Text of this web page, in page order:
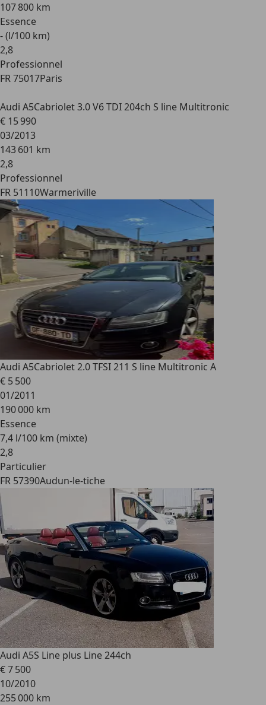
107 800 km
Essence
- (l/100 km)
2,8
Professionnel
FR 75017Paris
Audi A5Cabriolet 3.0 V6 TDI 204ch S line Multitronic
€ 15 990
03/2013
143 601 km
2,8
Professionnel
FR 51110Warmeriville
Audi A5Cabriolet 2.0 TFSI 211 S line Multitronic A
€ 5 500
01/2011
190 000 km
Essence
7,4 l/100 km (mixte)
2,8
Particulier
FR 57390Audun-le-tiche
Audi A5S Line plus Line 244ch
€ 7 500
10/2010
255 000 km